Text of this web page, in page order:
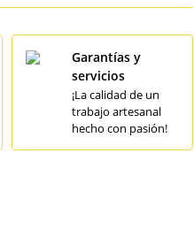
Garantías y
servicios
¡La calidad de un
trabajo artesanal
hecho con pasión!